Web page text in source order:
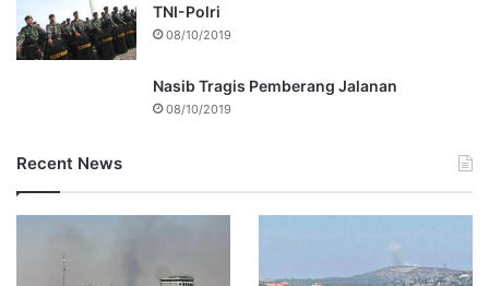
TNI-Polri
08/10/2019
Nasib Tragis Pemberang Jalanan
08/10/2019
Recent News